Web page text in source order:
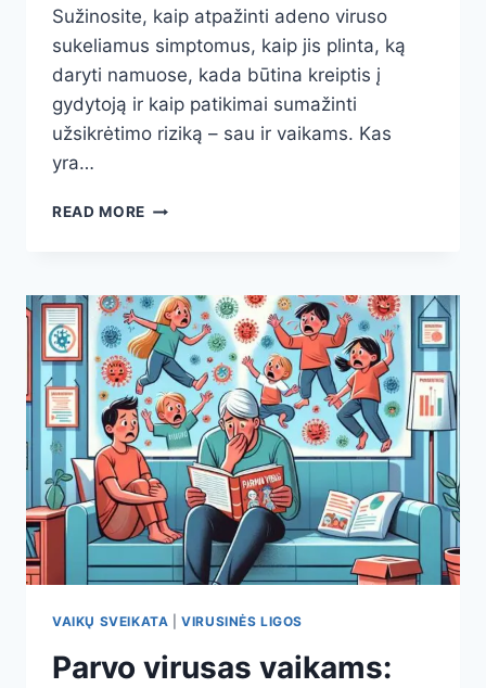
Sužinosite, kaip atpažinti adeno viruso
sukeliamus simptomus, kaip jis plinta, ką
daryti namuose, kada būtina kreiptis į
gydytoją ir kaip patikimai sumažinti
užsikrėtimo riziką – sau ir vaikams. Kas
yra…
READ MORE ADENO
IR
PREVENCIJA
–
AIŠKŪS
PATARIMAI
ŠEIMAI
IR
MEDIKŲ
REKOMENDACIJOS
VAIKŲ SVEIKATA |VIRUSINĖS LIGOS
Parvo virusas vaikams: